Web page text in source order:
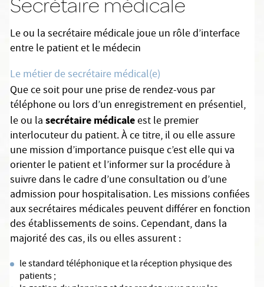
Le ou la secrétaire médicale joue un rôle d’interface
entre le patient et le médecin
Le métier de secrétaire médical(e)
Que ce soit pour une prise de rendez-vous par
téléphone ou lors d’un enregistrement en présentiel,
le ou la secrétaire médicaleest le premier
interlocuteur du patient. À ce titre, il ou elle assure
une mission d’importance puisque c’est elle qui va
orienter le patient et l’informer sur la procédure à
suivre dans le cadre d’une consultation ou d’une
admission pour hospitalisation. Les missions confiées
aux secrétaires médicales peuvent différer en fonction
des établissements de soins. Cependant, dans la
majorité des cas, ils ou elles assurent :
le standard téléphonique et la réception physique des
patients ;